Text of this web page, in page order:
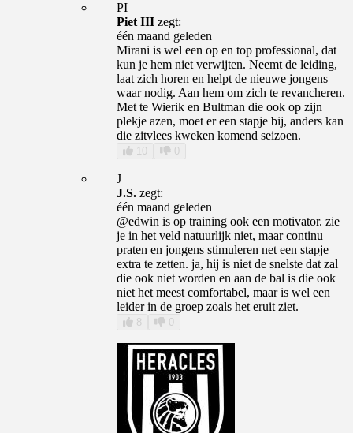
PI
Piet III zegt:
één maand geleden
Mirani is wel een op en top professional, dat
kun je hem niet verwijten. Neemt de leiding,
laat zich horen en helpt de nieuwe jongens
waar nodig. Aan hem om zich te revancheren.
Met te Wierik en Bultman die ook op zijn
plekje azen, moet er een stapje bij, anders kan
die zitvlees kweken komend seizoen.
10 0
J
J.S. zegt:
één maand geleden
@edwin is op training ook een motivator. zie
je in het veld natuurlijk niet, maar continu
praten en jongens stimuleren net een stapje
extra te zetten. ja, hij is niet de snelste dat zal
die ook niet worden en aan de bal is die ook
niet het meest comfortabel, maar is wel een
leider in de groep zoals het eruit ziet.
8 0